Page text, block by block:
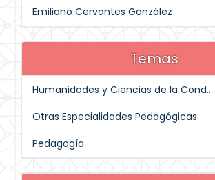
Emiliano Cervantes González
Temas
Humanidades y Ciencias de la Cond...
Otras Especialidades Pedagógicas
Pedagogía